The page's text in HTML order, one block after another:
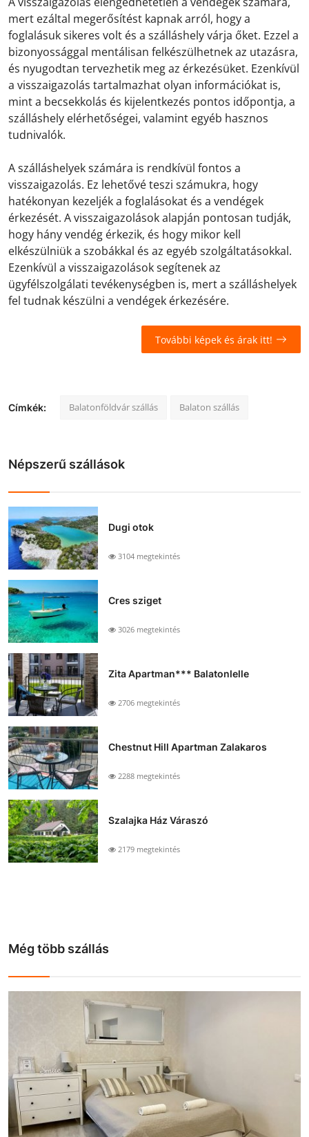
mert ezáltal megerősítést kapnak arról, hogy a
foglalásuk sikeres volt és a szálláshely várja őket. Ezzel a
bizonyossággal mentálisan felkészülhetnek az utazásra,
és nyugodtan tervezhetik meg az érkezésüket. Ezenkívül
a visszaigazolás tartalmazhat olyan információkat is,
mint a becsekkolás és kijelentkezés pontos időpontja, a
szálláshely elérhetőségei, valamint egyéb hasznos
tudnivalók.
A szálláshelyek számára is rendkívül fontos a
visszaigazolás. Ez lehetővé teszi számukra, hogy
hatékonyan kezeljék a foglalásokat és a vendégek
érkezését. A visszaigazolások alapján pontosan tudják,
hogy hány vendég érkezik, és hogy mikor kell
elkészülniük a szobákkal és az egyéb szolgáltatásokkal.
Ezenkívül a visszaigazolások segítenek az
ügyfélszolgálati tevékenységben is, mert a szálláshelyek
fel tudnak készülni a vendégek érkezésére.
További képek és árak itt!
Címkék: Balatonföldvár szállás Balaton szállás
Népszerű szállások
Dugi otok
3104 megtekintés
Cres sziget
3026 megtekintés
Zita Apartman*** Balatonlelle
2706 megtekintés
Chestnut Hill Apartman Zalakaros
2288 megtekintés
Szalajka Ház Váraszó
2179 megtekintés
Még több szállás